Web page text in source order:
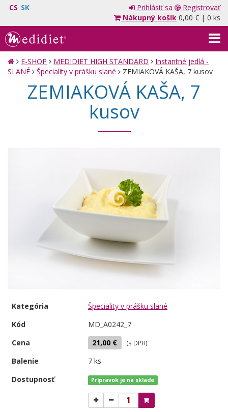
CS SK Prihlásiť sa
Registrovať
Nákupný košík 0,00 €| 0 ks
E-SHOP MEDIDIET HIGH STANDARD
Instantné jedlá -
SLANÉ
Špeciality v prášku slané ZEMIAKOVÁ KAŠA, 7 kusov
ZEMIAKOVÁ KAŠA, 7
kusov
Kategória
Špeciality v prášku slané
Kód
MD_A0242_7
Cena
21,00 € (s DPH)
Balenie
7 ks
Dostupnosť
Prípravok je na sklade